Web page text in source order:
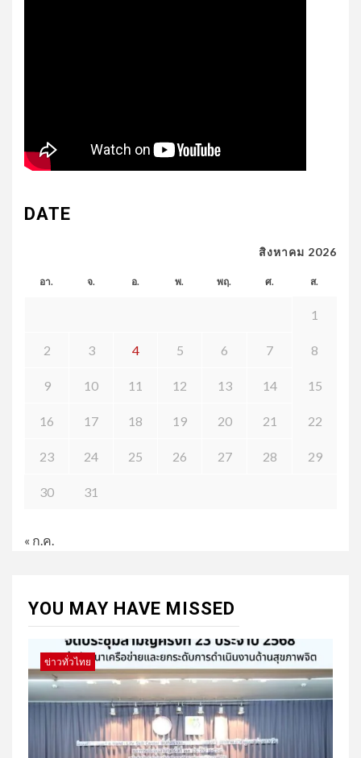
DATE
สิงหาคม 2026
อา. จ. อ. พ. พฤ. ศ. ส.
1
2 3 4 5 6 7 8
9 10 11 12 13 14 15
16 17 18 19 20 21 22
23 24 25 26 27 28 29
30 31
« ก.ค.
YOU MAY HAVE MISSED
ข่าวทั่วไทย